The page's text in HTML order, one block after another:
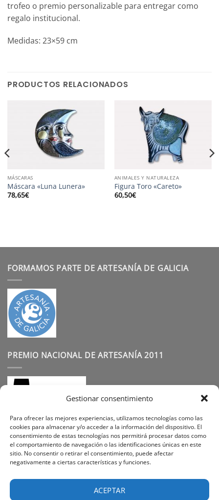
Gestionar consentimiento
Para ofrecer las mejores experiencias, utilizamos tecnologías como las
cookies para almacenar y/o acceder a la información del dispositivo. El
consentimiento de estas tecnologías nos permitirá procesar datos como
el comportamiento de navegación o las identificaciones únicas en este
sitio. No consentir o retirar el consentimiento, puede afectar
negativamente a ciertas características y funciones.
ACEPTAR
trofeo o premio personalizable para entregar como
regalo institucional.
Medidas: 23×59 cm
PRODUCTOS RELACIONADOS
MÁSCARAS
Máscara «Luna Lunera»
78,65€
ANIMALES Y NATURALEZA
Figura Toro «Careto»
60,50€
FORMAMOS PARTE DE ARTESANÍA DE GALICIA
PREMIO NACIONAL DE ARTESANÍA 2011
SÍGUENOS